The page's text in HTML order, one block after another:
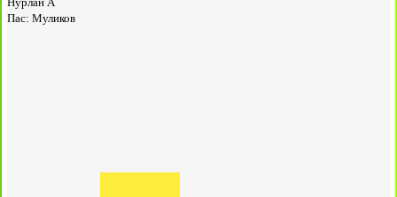
Пас: Муликов